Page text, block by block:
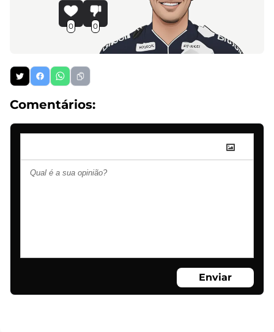
0 0
Comentários:
Enviar